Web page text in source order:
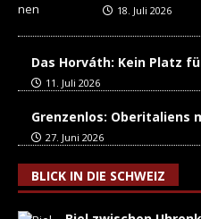
18. Juli 2026
Das Horváth: Kein Platz
11. Juli 2026
Grenzenlos: Oberitaliens
27. Juni 2026
BLICK IN DIE SCHWEIZ